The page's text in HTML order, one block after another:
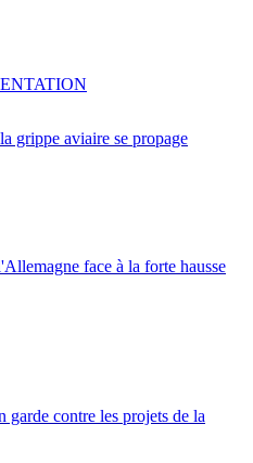
grippe aviaire se propage
face à la forte hausse
garde contre les projets de la